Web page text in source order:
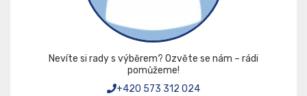
Nevíte si rady s výběrem? Ozvěte se nám – rádi
pomůžeme!
+420 573 312 024